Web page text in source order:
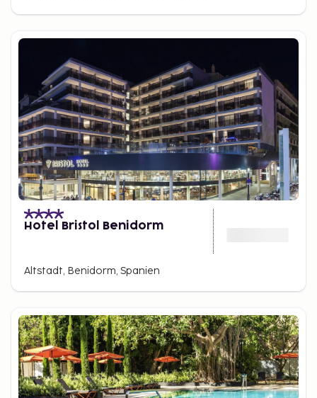
wunderbaren Blick auf Benidorm. Danach geht es
mit 22 Metern Fallhöhe und einer
Becken. Ein wahrer Adrenalinkick ist garantiert!
Wer lieber entspannen möchte, findet hier warme
Pools zum Eintauchen. Aqualandia hat einen
naturgetreuen Stil, um der umliegenden Landschaft
zu ähneln. Es gibt üppige grüne Rasenflächen und
tropische Palmen, die natürliche, schattige Bereiche
schaffen. Restaurants, Cafés und ein Souvenirladen
sind ebenfalls vorhanden.
Hotel Bristol Benidorm
Altstadt, Benidorm, Spanien